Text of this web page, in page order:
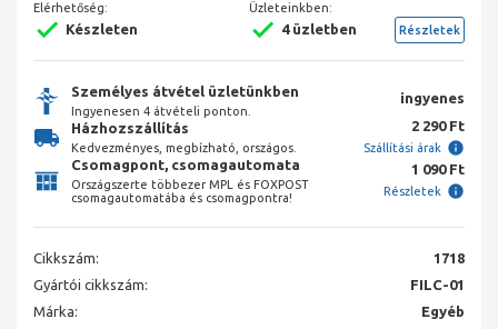
Elérhetőség:
Készleten
Üzleteinkben:
4 üzletben Részletek
Személyes átvétel üzletünkben
Ingyenesen 4 átvételi ponton.
ingyenes
Házhozszállítás
Kedvezményes, megbízható, országos.
2 290 Ft
Szállítási árak
Csomagpont, csomagautomata
Országszerte többezer MPL és FOXPOST
csomagautomatába és csomagpontra!
1 090 Ft
Részletek
Cikkszám:
1718
Gyártói cikkszám:
FILC-01
Márka:
Egyéb